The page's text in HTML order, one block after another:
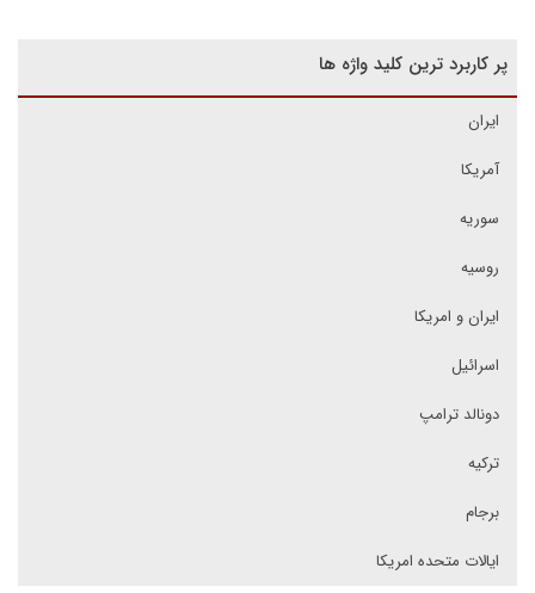
پر کاربرد ترین کلید واژه ها
ایران
آمریکا
سوریه
روسیه
ایران و امریکا
اسرائیل
دونالد ترامپ
ترکیه
برجام
ایالات متحده امریکا